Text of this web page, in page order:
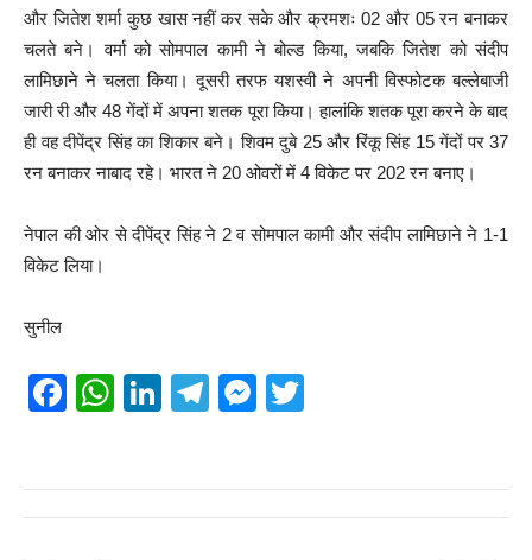
और जितेश शर्मा कुछ खास नहीं कर सके और क्रमशः 02 और 05 रन बनाकर
चलते बने। वर्मा को सोमपाल कामी ने बोल्ड किया, जबकि जितेश को संदीप
लामिछाने ने चलता किया। दूसरी तरफ यशस्वी ने अपनी विस्फोटक बल्लेबाजी
जारी री और 48 गेंदों में अपना शतक पूरा किया। हालांकि शतक पूरा करने के बाद
ही वह दीपेंद्र सिंह का शिकार बने। शिवम दुबे 25 और रिंकू सिंह 15 गेंदों पर 37
रन बनाकर नाबाद रहे। भारत ने 20 ओवरों में 4 विकेट पर 202 रन बनाए।
नेपाल की ओर से दीपेंद्र सिंह ने 2 व सोमपाल कामी और संदीप लामिछाने ने 1-1
विकेट लिया।
सुनील
F
W
Li
T
M